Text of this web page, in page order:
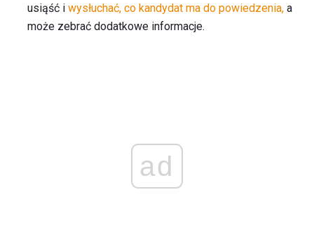
usiąść i wysłuchać, co kandydat ma do powiedzenia, a
może zebrać dodatkowe informacje.
ad